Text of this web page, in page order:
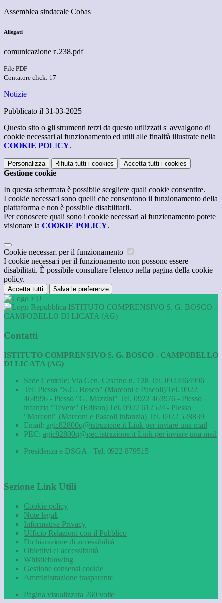
Assemblea sindacale Cobas
Allegati
comunicazione n.238.pdf
File PDF
Contatore click: 17
Notizie
Pubblicato il 31-03-2025
Questo sito o gli strumenti terzi da questo utilizzati si avvalgono di
cookie necessari al funzionamento ed utili alle finalità illustrate nella
COOKIE POLICY.
Personalizza Rifiuta tutti i cookies Accetta tutti i cookies
Gestione cookie
In questa schermata è possibile scegliere quali cookie consentire.
I cookie necessari sono quelli che consentono il funzionamento della
piattaforma e non è possibile disabilitarli.
Per conoscere quali sono i cookie necessari al funzionamento potete
visionare la COOKIE POLICY.
Cookie necessari per il funzionamento
I cookie necessari per il funzionamento non possono essere
disabilitati. È possibile consultare l'elenco nella pagina della cookie
policy.
Accetta tutti Salva le preferenze
ISTITUTO COMPRENSIVO S. G. BOSCO -
CAMPOBELLO DI LICATA (AG)
Contatti
ISTITUTO COMPRENSIVO S. G. BOSCO - CAMPOBELLO
DI LICATA (AG)
Sede Centrale: Via Gen. Cascino n. 128 Tel. 0922464996
Tel: Plesso "S.G. Bosco" (Marconi e Pascoli) Tel. 0922
464996 - Plesso "G. Mazzini" Tel. 0922 463976 - Plesso
infanzia "Tevere" (Edison) Tel. 0922 612524 - Plesso
"Marconi" (Marconi e Pascoli infanzia) Tel. 0922 528839
Email: agic82800q@istruzione.it Link per inviare una mail
PEC: agic82800q@pec.istruzione.it Link per inviare una mail
Presidenza e DSGA - Tel. 0922 879515
Sezione Link Utili
Cookie policy
Note legali
Informativa Privacy
Ufficio Relazioni con il Pubblico
Dichiarazione di accessibilità
Obiettivi di accessibilità
Whistleblowing
Gestione consensi cookie
Amministrazione trasparente
Pagina visualizzata 260 volte